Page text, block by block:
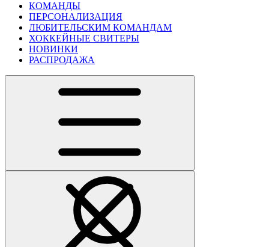
КОМАНДЫ
ПЕРСОНАЛИЗАЦИЯ
ЛЮБИТЕЛЬСКИМ КОМАНДАМ
ХОККЕЙНЫЕ СВИТЕРЫ
НОВИНКИ
РАСПРОДАЖА